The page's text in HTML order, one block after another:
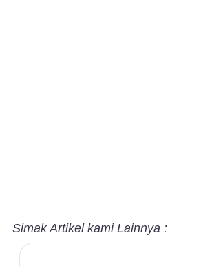
Simak Artikel kami Lainnya :